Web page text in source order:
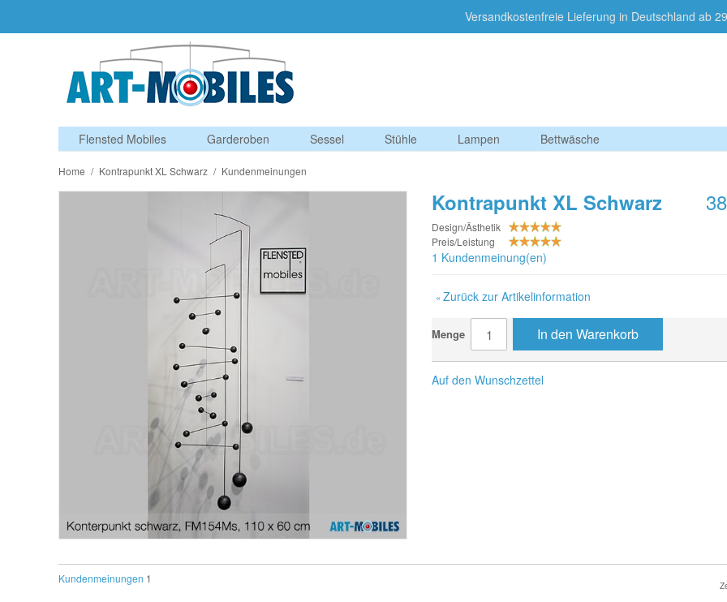
Versandkostenfreie Lieferung in Deutschland
Flensted Mobiles Garderoben Sessel Stühle Lampen Bettwäsche
Home / Kontrapunkt XL Schwarz / Kundenmeinungen
Kontrapunkt XL Schwarz
Design/Ästhetik
Preis/Leistung
1 Kundenmeinung(en)
« Zurück zur Artikelinformation
Menge In den Warenkorb
Auf den Wunschzettel
Kundenmeinungen 1